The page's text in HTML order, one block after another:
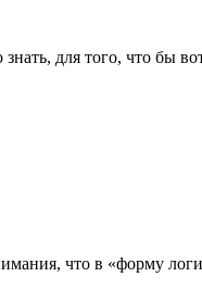
для того, что бы
что в «форму